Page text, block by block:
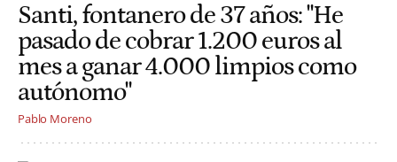
Santi, fontanero de 37 años: "He
pasado de cobrar 1.200 euros al
mes a ganar 4.000 limpios como
autónomo"
Pablo Moreno